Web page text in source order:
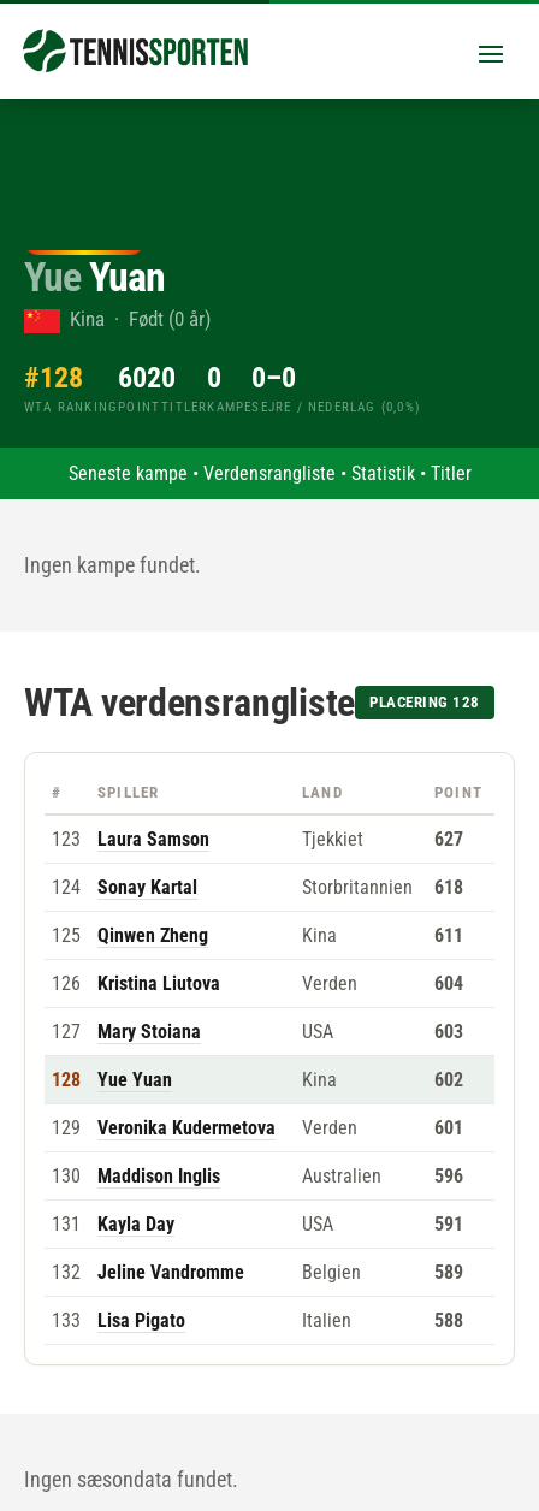
YueYuan
Kina · Født (0 år)
#128
WTA RANKING
602
POINT
0
TITLER
0
KAMPE
0–0
SEJRE / NEDERLAG (0,0%)
Seneste kampe • Verdensrangliste • Statistik• Titler
Ingen kampe fundet.
WTA verdensrangliste PLACERING 128
# SPILLER LAND POINT
123 Laura Samson Tjekkiet 627
124 Sonay Kartal Storbritannien 618
125 Qinwen Zheng Kina 611
126 Kristina Liutova Verden 604
127 Mary Stoiana USA 603
128 Yue Yuan Kina 602
129 Veronika Kudermetova Verden 601
130 Maddison Inglis Australien 596
131 Kayla Day USA 591
132 Jeline Vandromme Belgien 589
133 Lisa Pigato Italien 588
Ingen sæsondata fundet.